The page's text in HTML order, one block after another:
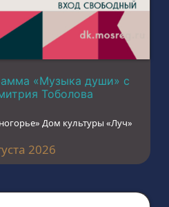
«Музыка души» с
Тоболова
Дом культуры «Луч»
2026